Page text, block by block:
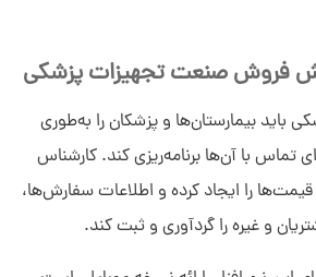
باید بیمارستان‌ها و پزشکان را به‌طوری
تماس با آن‌ها برنامه‌ریزی کند. کارشناس
را ایجاد کرده و اطلاعات سفارش‌ها،
و غیره را گردآوری و ثبت کند.